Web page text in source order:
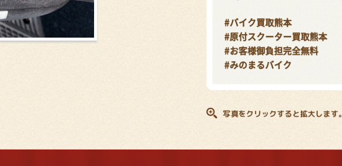
#バイク買取熊本
#原付スクーター買取熊本
#お客様御負担完全無料
#みのまるバイク
写真をクリックすると拡大します。